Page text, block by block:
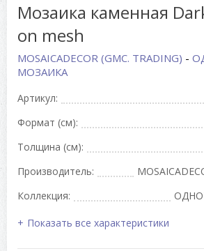
Мозаика каменная
on mesh
MOSAICADECOR (GMC. TRADING) -
МОЗАИКА
Артикул:
Формат (см):
Толщина (см):
Производитель:
Коллекция:
Показать все характеристики